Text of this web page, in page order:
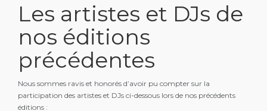
Les artistes et DJs de
nos éditions
précédentes
Nous sommes ravis et honorés d’avoir pu compter sur la
participation des artistes et DJs ci-dessous lors de nos précédents
éditions :